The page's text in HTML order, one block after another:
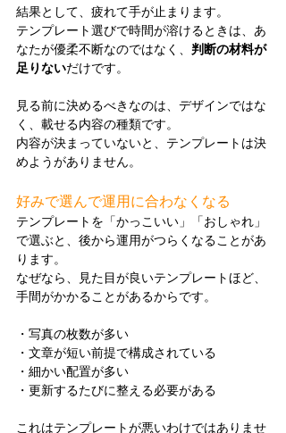
結果として、疲れて手が止まります。
テンプレート選びで時間が溶けるときは、あ
なたが優柔不断なのではなく、 判断の材料が
足りないだけです。
見る前に決めるべきなのは、デザインではな
く、載せる内容の種類です。
内容が決まっていないと、テンプレートは決
めようがありません。
好みで選んで運用に合わなくなる
テンプレートを「かっこいい」「おしゃれ」
で選ぶと、後から運用がつらくなることがあ
ります。
なぜなら、見た目が良いテンプレートほど、
手間がかかることがあるからです。
・写真の枚数が多い
・文章が短い前提で構成されている
・細かい配置が多い
・更新するたびに整える必要がある
これはテンプレートが悪いわけではありませ